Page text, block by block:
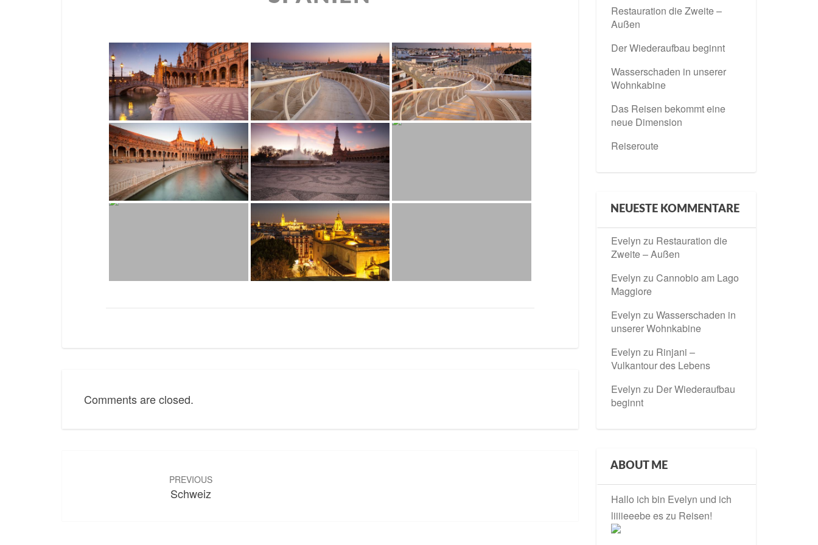
Comments are closed.
PREVIOUS
Schweiz
Restauration die Zweite –
Außen
Der Wiederaufbau beginnt
Wasserschaden in unserer
Wohnkabine
Das Reisen bekommt eine
neue Dimension
Reiseroute
NEUESTE KOMMENTARE
Evelyn zu Restauration die
Zweite – Außen
Evelyn zu Cannobio am Lago
Maggiore
Evelyn zu Wasserschaden in
unserer Wohnkabine
Evelyn zu Rinjani –
Vulkantour des Lebens
Evelyn zu Der Wiederaufbau
beginnt
ABOUT ME
Hallo ich bin Evelyn und ich
liiiieeebe es zu Reisen!